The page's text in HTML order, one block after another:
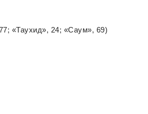
«Таухид», 24; «Саум», 69)